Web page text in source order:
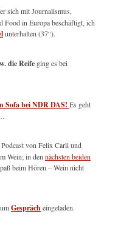
sich mit Journalismus,
in Europa beschäftigt, ich
unterhalten (37“).
die Reife ging es bei
Sofa bei NDR DAS! Es geht
von Felix Carli und
Wein; in dennächsten beiden
beim Hören – Wein nicht
Gesprächeingeladen.